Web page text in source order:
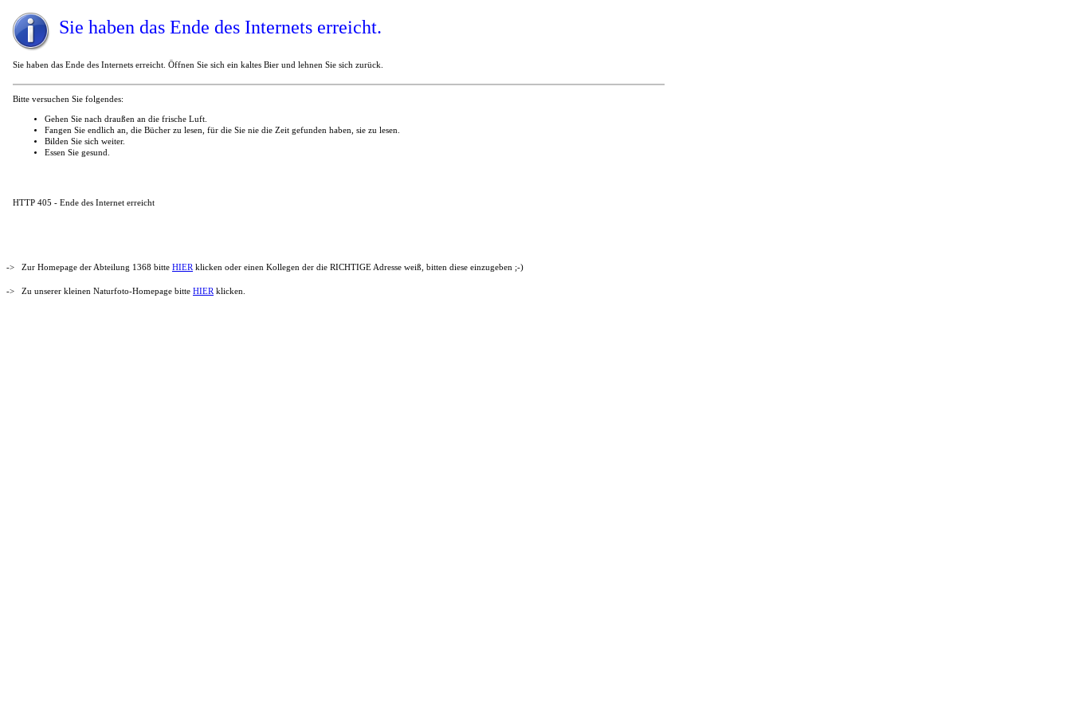
Sie haben das Ende des Internets erreicht.
Sie haben das Ende des Internets erreicht. Öffnen Sie sich ein kaltes Bier und lehnen Sie sich zurück.
Bitte versuchen Sie folgendes:
Gehen Sie nach draußen an die frische Luft.
Fangen Sie endlich an, die Bücher zu lesen, für die Sie nie die Zeit gefunden haben, sie zu lesen.
Bilden Sie sich weiter.
Essen Sie gesund.
HTTP 405 - Ende des Internet erreicht
-> Zur Homepage der Abteilung 1368 bitte HIER klicken oder einen Kollegen der die RICHTIGE Adresse weiß, bitten diese einzugeben ;-)
-> Zu unserer kleinen Naturfoto-Homepage bitte HIER klicken.